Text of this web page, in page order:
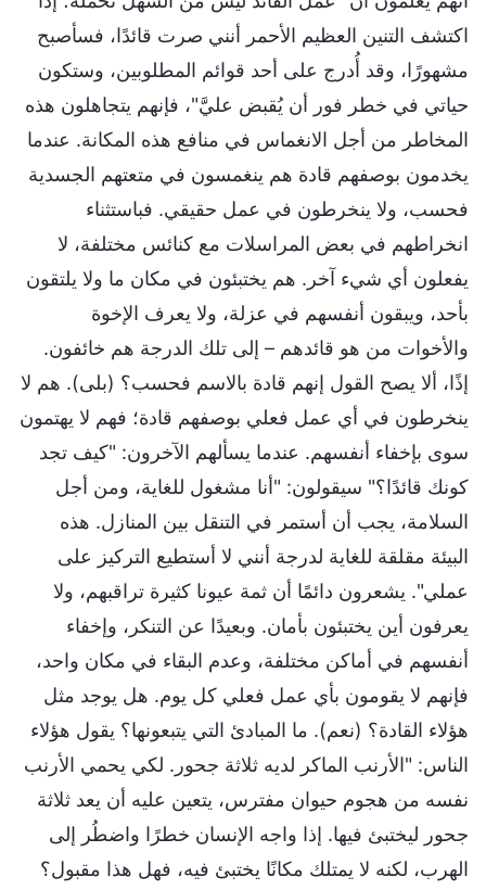
اكتشف التنين العظيم الأحمر أنني صرت قائدًا، فسأصبح
مشهورًا، وقد أُدرج على أحد قوائم المطلوبين، وستكون
حياتي في خطر فور أن يُقبض عليَّ"، فإنهم يتجاهلون هذه
المخاطر من أجل الانغماس في منافع هذه المكانة. عندما
يخدمون بوصفهم قادة هم ينغمسون في متعتهم الجسدية
فحسب، ولا ينخرطون في عمل حقيقي. فباستثناء
انخراطهم في بعض المراسلات مع كنائس مختلفة، لا
يفعلون أي شيء آخر. هم يختبئون في مكان ما ولا يلتقون
بأحد، ويبقون أنفسهم في عزلة، ولا يعرف الإخوة
والأخوات من هو قائدهم – إلى تلك الدرجة هم خائفون.
إذًا، ألا يصح القول إنهم قادة بالاسم فحسب؟ (بلى). هم لا
ينخرطون في أي عمل فعلي بوصفهم قادة؛ فهم لا يهتمون
سوى بإخفاء أنفسهم. عندما يسألهم الآخرون: "كيف تجد
كونك قائدًا؟" سيقولون: "أنا مشغول للغاية، ومن أجل
السلامة، يجب أن أستمر في التنقل بين المنازل. هذه
البيئة مقلقة للغاية لدرجة أنني لا أستطيع التركيز على
عملي". يشعرون دائمًا أن ثمة عيونا كثيرة تراقبهم، ولا
يعرفون أين يختبئون بأمان. وبعيدًا عن التنكر، وإخفاء
أنفسهم في أماكن مختلفة، وعدم البقاء في مكان واحد،
فإنهم لا يقومون بأي عمل فعلي كل يوم. هل يوجد مثل
هؤلاء القادة؟ (نعم). ما المبادئ التي يتبعونها؟ يقول هؤلاء
الناس: "الأرنب الماكر لديه ثلاثة جحور. لكي يحمي الأرنب
نفسه من هجوم حيوان مفترس، يتعين عليه أن يعد ثلاثة
جحور ليختبئ فيها. إذا واجه الإنسان خطرًا واضطُر إلى
الهرب، لكنه لا يمتلك مكانًا يختبئ فيه، فهل هذا مقبول؟